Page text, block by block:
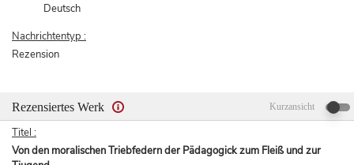
Deutsch
Nachrichtentyp :
Rezension
Rezensiertes Werk Kurzansicht
Titel :
Von den moralischen Triebfedern der Pädagogick zum Fleiß und zur